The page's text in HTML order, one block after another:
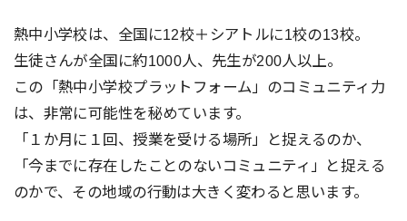
熱中小学校は、全国に12校＋シアトルに1校の13校。
生徒さんが全国に約1000人、先生が200人以上。
この「熱中小学校プラットフォーム」のコミュニティ力
は、非常に可能性を秘めています。
「１か月に１回、授業を受ける場所」と捉えるのか、
「今までに存在したことのないコミュニティ」と捉える
のかで、その地域の行動は大きく変わると思います。